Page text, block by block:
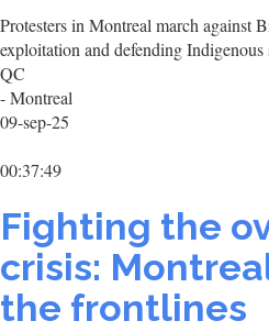
Protesters in Montreal march against
exploitation and defending Indigenous
QC
- Montreal
09-sep-25
00:37:49
Fighting the
crisis:
the frontlines